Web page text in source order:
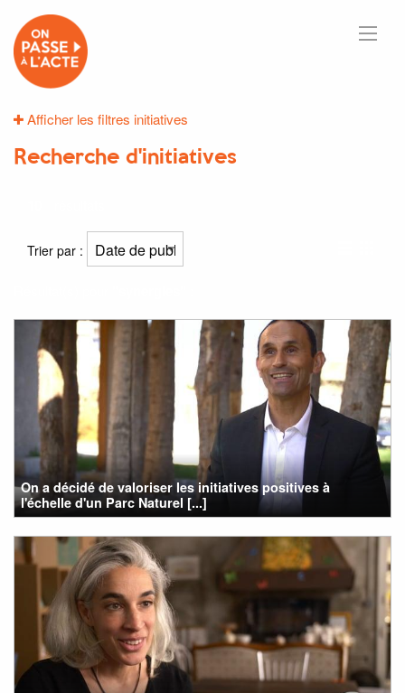
Afficher les filtres initiatives
Recherche d'initiatives
Trier par :
On a décidé de valoriser les initiatives positives à
l'échelle d'un Parc Naturel [...]